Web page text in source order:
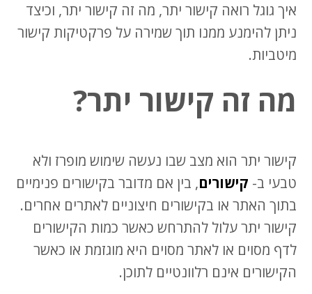
איך גוגל רואה קישור יתר, מה זה קישור יתר, וכיצד
ניתן להימנע ממנו תוך שמירה על פרקטיקות קישור
מיטביות.
מה זה קישור יתר?
קישור יתר הוא מצב שבו נעשה שימוש מופרז ולא
טבעי ב- קישורים, בין אם מדובר בקישורים פנימיים
בתוך האתר או בקישורים חיצוניים לאתרים אחרים.
קישור יתר עלול להתרחש כאשר כמות הקישורים
לדף מסוים או לאתר מסוים היא מוגזמת או כאשר
הקישורים אינם רלוונטיים לתוכן.